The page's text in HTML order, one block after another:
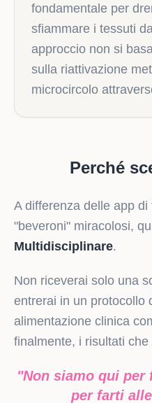
fondamentale per
sfiammare i tessuti
approccio non si
sulla riattivazione
microcircolo
Perché
A differenza delle app
"beveroni" miracolosi,
Multidisciplinare.
Non riceverai solo una
entrerai in un protocollo
alimentazione clinica
finalmente, i risultati
"Non siamo qui per
per farti